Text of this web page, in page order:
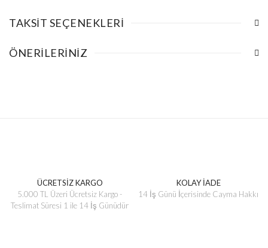
TAKSIT SEÇENEKLERI
ÖNERILERINIZ
ÜCRETSİZ KARGO
5.000 TL Üzeri Ücretsiz Kargo -
Teslimat Süresi 1 ile 14 İş Günüdür
KOLAY İADE
14 İş Günü İçerisinde Cayma Hakkı